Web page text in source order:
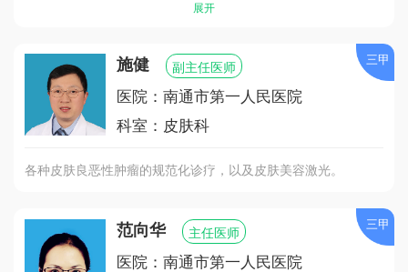
展开
施健 副主任医师
医院：南通市第一人民医院
科室：皮肤科
各种皮肤良恶性肿瘤的规范化诊疗，以及皮肤美容激光。
三甲
范向华 主任医师
医院：南通市第一人民医院
三甲